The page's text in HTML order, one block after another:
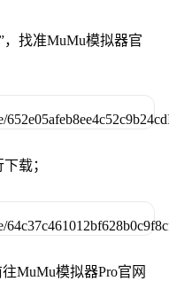
，找准MuMu模拟器官
载；
MuMu模拟器Pro官网